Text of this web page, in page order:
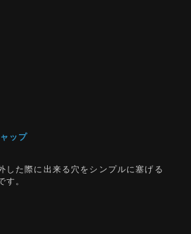
ップ
した際に出来る穴をシンプルに塞げる
す。